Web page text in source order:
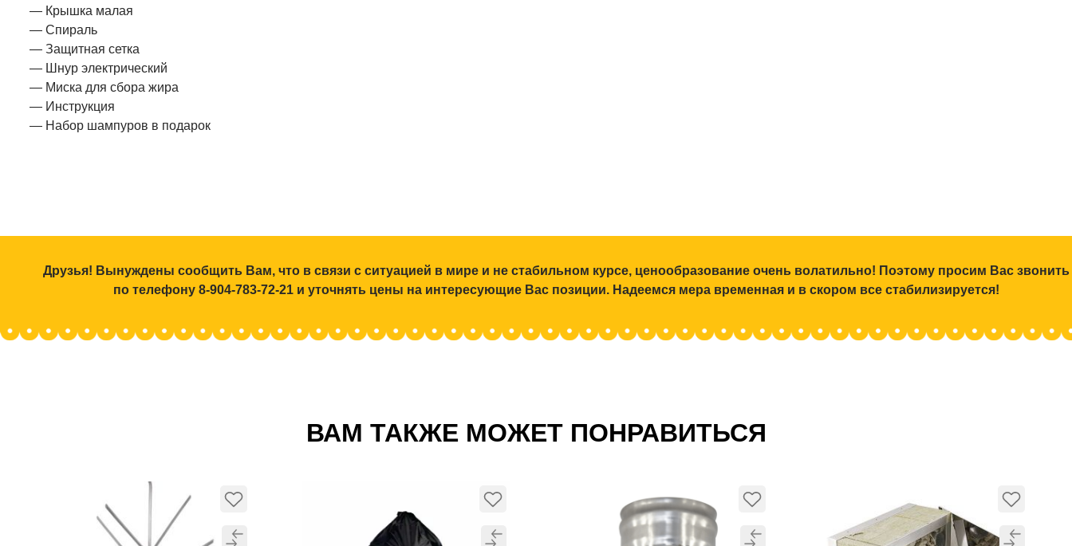
— Крышка малая
— Спираль
— Защитная сетка
— Шнур электрический
— Миска для сбора жира
— Инструкция
— Набор шампуров в подарок
Друзья! Вынуждены сообщить Вам, что в связи с ситуацией в мире и не стабильном курсе, ценообразование очень волатильно! Поэтому просим Вас звонить
по телефону 8-904-783-72-21 и уточнять цены на интересующие Вас позиции. Надеемся мера временная и в скором все стабилизируется!
ВАМ ТАКЖЕ МОЖЕТ ПОНРАВИТЬСЯ